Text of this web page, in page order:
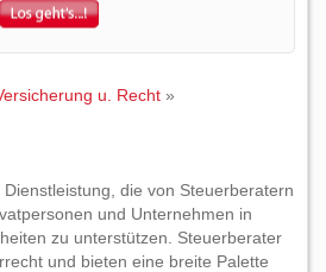
u. Recht »
die von Steuerberatern
und Unternehmen in
zu unterstützen. Steuerberater
und bieten eine breite Palette